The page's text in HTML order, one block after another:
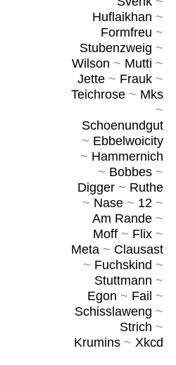
Huflaikhan ~
Formfreu ~
Stubenzweig ~
Wilson ~ Mutti ~
Jette~ Frauk~
Teichrose~ Mks
~
Schoenundgut
~ Ebbelwoicity
~ Hammernich
~ Bobbes~
Digger~ Ruthe
~ Nase~ 12~
Am Rande~
Moff~ Flix~
Meta~ Clausast
~ Fuchskind ~
Stuttmann ~
Egon ~ Fail ~
Schisslaweng ~
Strich ~
Krumins~ Xkcd